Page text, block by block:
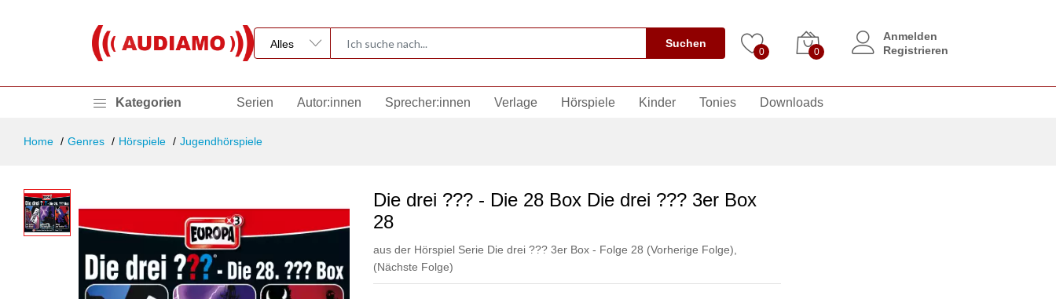
Suchen
0 0
Anmelden
Registrieren
Kategorien Serien Autor:innen Sprecher:innen Verlage Hörspiele Kinder Tonies Downloads
Home Genres Hörspiele Jugendhörspiele
Die drei ??? - Die 28 Box Die drei ??? 3er Box
28
aus der Hörspiel Serie Die drei ??? 3er Box - Folge 28 (Vorherige Folge)
(Nächste Folge)